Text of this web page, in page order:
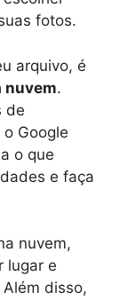
fotos.
arquivo, é
nuvem.
de
Google
o que
e faça
nuvem,
lugar e
disso,